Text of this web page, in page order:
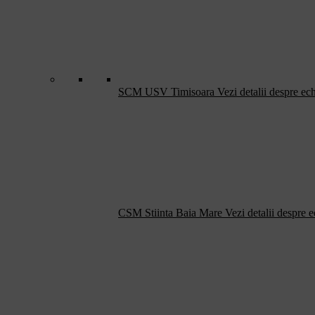
SCM USV Timisoara Vezi detalii despre
CSM Stiinta Baia Mare Vezi detalii despre